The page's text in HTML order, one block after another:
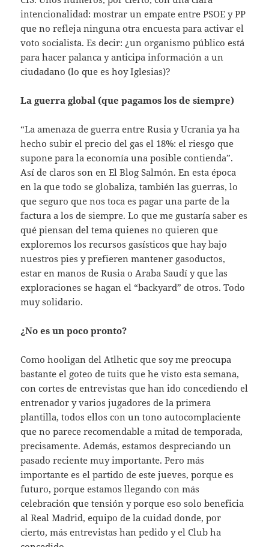
intencionalidad: mostrar un empate entre PSOE y PP
que no refleja ninguna otra encuesta para activar el
voto socialista. Es decir: ¿un organismo público está
para hacer palanca y anticipa información a un
ciudadano (lo que es hoy Iglesias)?
La guerra global (que pagamos los de siempre)
“La amenaza de guerra entre Rusia y Ucrania ya ha
hecho subir el precio del gas el 18%: el riesgo que
supone para la economía una posible contienda”.
Así de claros son en El Blog Salmón. En esta época
en la que todo se globaliza, también las guerras, lo
que seguro que nos toca es pagar una parte de la
factura a los de siempre. Lo que me gustaría saber es
qué piensan del tema quienes no quieren que
exploremos los recursos gasísticos que hay bajo
nuestros pies y prefieren mantener gasoductos,
estar en manos de Rusia o Araba Saudí y que las
exploraciones se hagan el “backyard” de otros. Todo
muy solidario.
¿No es un poco pronto?
Como hooligan del Atlhetic que soy me preocupa
bastante el goteo de tuits que he visto esta semana,
con cortes de entrevistas que han ido concediendo el
entrenador y varios jugadores de la primera
plantilla, todos ellos con un tono autocomplaciente
que no parece recomendable a mitad de temporada,
precisamente. Además, estamos despreciando un
pasado reciente muy importante. Pero más
importante es el partido de este jueves, porque es
futuro, porque estamos llegando con más
celebración que tensión y porque eso solo beneficia
al Real Madrid, equipo de la cuidad donde, por
cierto, más entrevistas han pedido y el Club ha